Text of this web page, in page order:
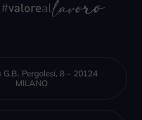
G.B. Pergolesi, 8 – 20124
MILANO